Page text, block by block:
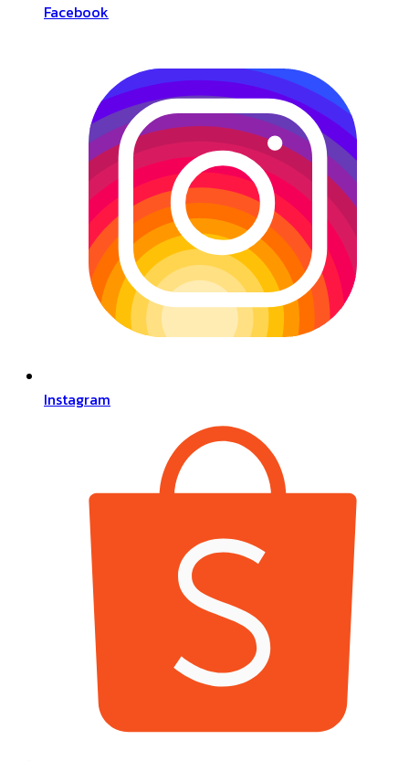
Facebook
Instagram